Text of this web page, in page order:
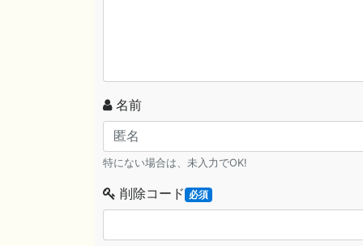
名前
特にない場合は、未入力でOK!
削除コード 必須